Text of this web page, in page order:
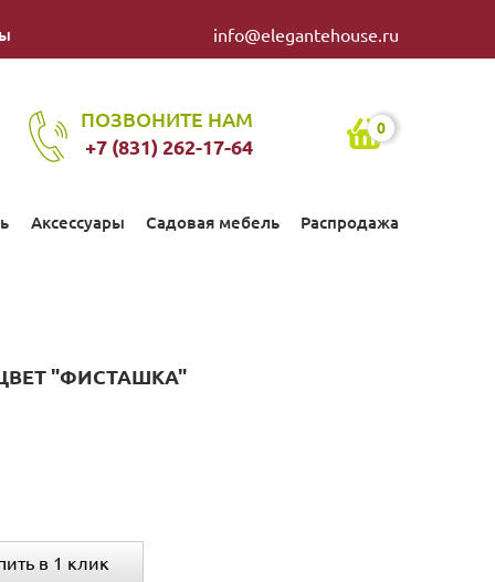
info@elegantehouse.ru
ПОЗВОНИТЕ НАМ
+7 (831) 262-17-64
0
Аксессуары Садовая мебель Распродажа
"ФИСТАШКА"
в 1 клик